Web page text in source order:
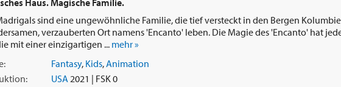
Haus. Magische Familie.
sind eine ungewöhnliche Familie, die tief versteckt in den Bergen
verzauberten Ort namens 'Encanto' leben. Die Magie des 'Encanto' hat
mit einer einzigartigen ...mehr »
Fantasy, Kids,Animation
USA2021 | FSK 0